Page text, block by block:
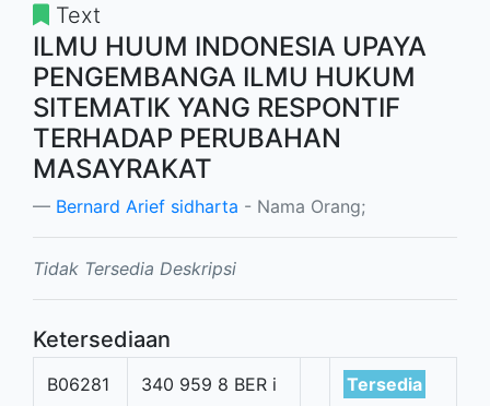
Text
ILMU HUUM INDONESIA UPAYA
PENGEMBANGA ILMU HUKUM
SITEMATIK YANG RESPONTIF
TERHADAP PERUBAHAN
MASAYRAKAT
Bernard Arief sidharta - Nama Orang;
Tidak Tersedia Deskripsi
Ketersediaan
B06281 340 959 8 BER i Tersedia